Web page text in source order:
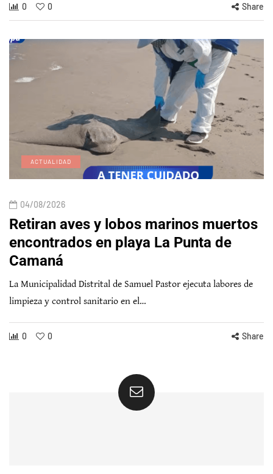
0 0 Share
ACTUALIDAD
04/08/2026
Retiran aves y lobos marinos muertos
encontrados en playa La Punta de
Camaná
La Municipalidad Distrital de Samuel Pastor ejecuta labores de
limpieza y control sanitario en el…
0 0 Share